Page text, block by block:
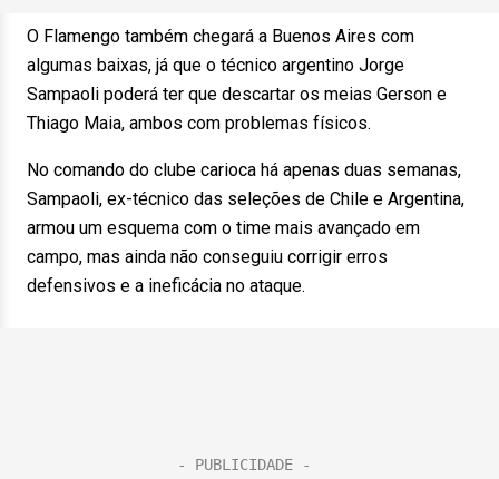
O Flamengo também chegará a Buenos Aires com
algumas baixas, já que o técnico argentino Jorge
Sampaoli poderá ter que descartar os meias Gerson e
Thiago Maia, ambos com problemas físicos.
No comando do clube carioca há apenas duas semanas,
Sampaoli, ex-técnico das seleções de Chile e Argentina,
armou um esquema com o time mais avançado em
campo, mas ainda não conseguiu corrigir erros
defensivos e a ineficácia no ataque.